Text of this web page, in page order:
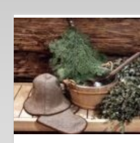
Сортировать по цене
Сортировать по
рейтингу